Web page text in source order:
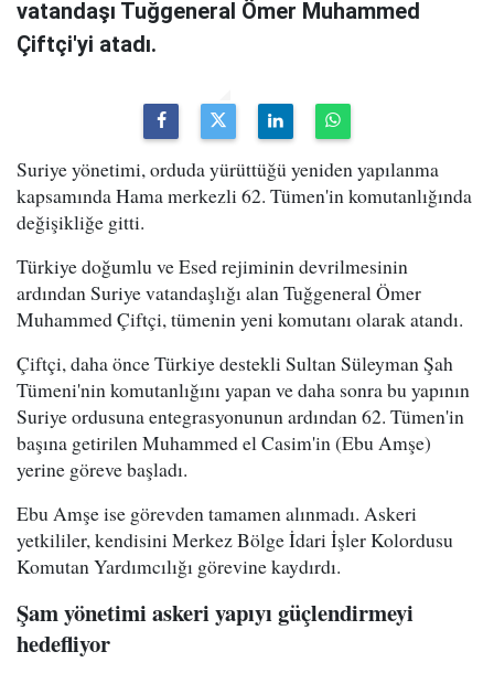
vatandaşı Tuğgeneral Ömer Muhammed
Çiftçi'yi atadı.
Suriye yönetimi, orduda yürüttüğü yeniden yapılanma
kapsamında Hama merkezli 62. Tümen'in komutanlığında
değişikliğe gitti.
Türkiye doğumlu ve Esed rejiminin devrilmesinin
ardından Suriye vatandaşlığı alan Tuğgeneral Ömer
Muhammed Çiftçi, tümenin yeni komutanı olarak atandı.
Çiftçi, daha önce Türkiye destekli Sultan Süleyman Şah
Tümeni'nin komutanlığını yapan ve daha sonra bu yapının
Suriye ordusuna entegrasyonunun ardından 62. Tümen'in
başına getirilen Muhammed el Casim'in (Ebu Amşe)
yerine göreve başladı.
Ebu Amşe ise görevden tamamen alınmadı. Askeri
yetkililer, kendisini Merkez Bölge İdari İşler Kolordusu
Komutan Yardımcılığı görevine kaydırdı.
Şam yönetimi askeri yapıyı güçlendirmeyi
hedefliyor